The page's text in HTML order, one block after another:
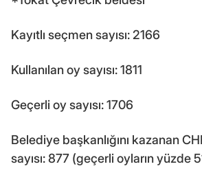
Kayıtlı seçmen sayısı: 2166
Kullanılan oy sayısı: 1811
Geçerli oy sayısı: 1706
Belediye başkanlığını kazanan
sayısı: 877 (geçerli oyların yüzde